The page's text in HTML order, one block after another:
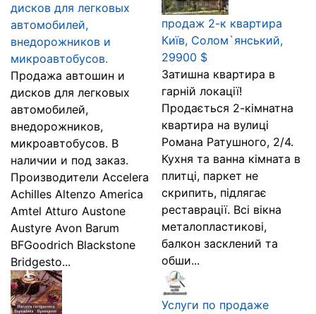
дисков для легковых
автомобилей,
внедорожников и
микроавтобусов.
Продажа автошин и
дисков для легковых
автомобилей,
внедорожников,
микроавтобусов. В
наличии и под заказ.
Производители Accelera
Achilles Altenzo America
Amtel Atturo Austone
Austyre Avon Barum
BFGoodrich Blackstone
Bridgesto...
продаж 2-к квартира
Київ, Солом`янський,
29900 $
Затишна квартира в
гарній локації!
Продається 2-кімнатна
квартира на вулиці
Романа Ратушного, 2/4.
Кухня та ванна кімната в
плитці, паркет не
скрипить, підлягає
реставрації. Всі вікна
металопластикові,
балкон засклений та
обши...
Услуги по продаже